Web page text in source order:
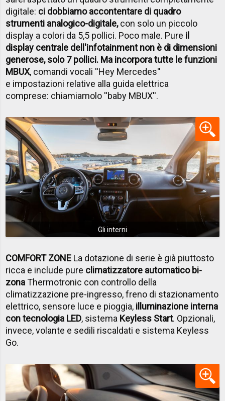
digitale: ci dobbiamo accontentare di quadro
strumenti analogico-digitale,con solo un piccolo
display a colori da 5,5 pollici. Poco male. Pure il
display centrale dell'infotainment non è di dimensioni
generose, solo 7 pollici. Ma incorpora tutte le funzioni
MBUX, comandi vocali ''Hey Mercedes''
e impostazioni relative alla guida elettrica
comprese: chiamiamolo ''baby MBUX''.
Gli interni
COMFORT ZONE La dotazione di serie è già piuttosto
ricca e include pure climatizzatore automatico bi-
zonaThermotronic con controllo della
climatizzazione pre-ingresso, freno di stazionamento
elettrico, sensore luce e pioggia, illuminazione interna
con tecnologia LED, sistema Keyless Start. Opzionali,
invece, volante e sedili riscaldati e sistema Keyless
Go.